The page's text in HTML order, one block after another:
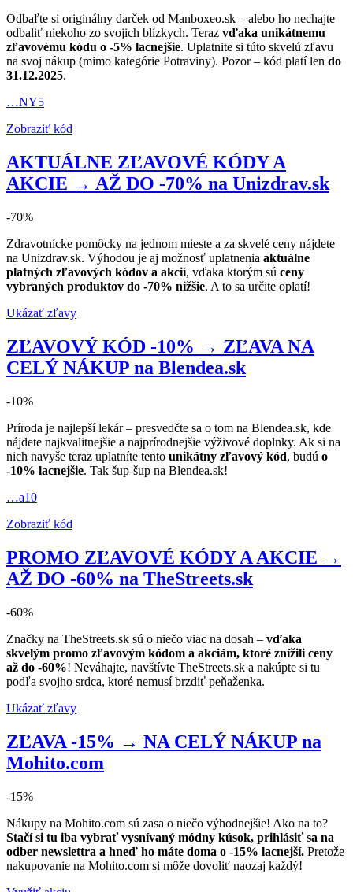
Odbaľte si originálny darček od Manboxeo.sk – alebo ho nechajte
odbaliť niekoho zo svojich blízkych. Teraz vďaka unikátnemu
zľavovému kódu o -5% lacnejšie. Uplatnite si túto skvelú zľavu
na svoj nákup (mimo kategórie Potraviny). Pozor – kód platí len do
31.12.2025.
…NY5
Zobraziť kód
AKTUÁLNE ZĽAVOVÉ KÓDY A
AKCIE → AŽ DO -70% na Unizdrav.sk
-70%
Zdravotnícke pomôcky na jednom mieste a za skvelé ceny nájdete
na Unizdrav.sk. Výhodou je aj možnosť uplatnenia aktuálne
platných zľavových kódov a akcií, vďaka ktorým sú ceny
vybraných produktov do -70% nižšie. A to sa určite oplatí!
Ukázať zľavy
ZĽAVOVÝ KÓD -10% → ZĽAVA NA
CELÝ NÁKUP na Blendea.sk
-10%
Príroda je najlepší lekár – presvedčte sa o tom na Blendea.sk, kde
nájdete najkvalitnejšie a najprírodnejšie výživové doplnky. Ak si na
nich navyše teraz uplatníte tento unikátny zľavový kód, budú o
-10% lacnejšie. Tak šup-šup na Blendea.sk!
…a10
Zobraziť kód
PROMO ZĽAVOVÉ KÓDY A AKCIE →
AŽ DO -60% na TheStreets.sk
-60%
Značky na TheStreets.sk sú o niečo viac na dosah – vďaka
skvelým promo zľavovým kódom a akciám, ktoré znížili ceny
až do -60%! Neváhajte, navštívte TheStreets.sk a nakúpte si tu
podľa svojho srdca, ktoré nemusí brzdiť peňaženka.
Ukázať zľavy
ZĽAVA -15% → NA CELÝ NÁKUP na
Mohito.com
-15%
Nákupy na Mohito.com sú zasa o niečo výhodnejšie! Ako na to?
Stačí si tu iba vybrať vysnívaný módny kúsok, prihlásiť sa na
odber newslettra a hneď ho máte doma o -15% lacnejší. Pretože
nakupovanie na Mohito.com si môže dovoliť naozaj každý!